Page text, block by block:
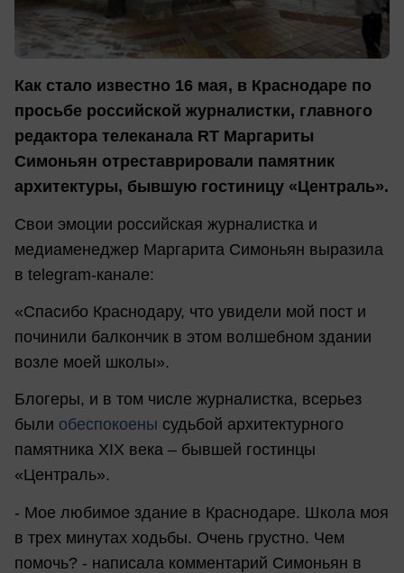
Как стало известно 16 мая, в Краснодаре по
просьбе российской журналистки, главного
редактора телеканала RT Маргариты
Симоньян отреставрировали памятник
архитектуры, бывшую гостиницу «Централь».
Свои эмоции российская журналистка и
медиаменеджер Маргарита Симоньян выразила
в telegram-канале:
«Спасибо Краснодару, что увидели мой пост и
починили балкончик в этом волшебном здании
возле моей школы».
Блогеры, и в том числе журналистка, всерьез
были обеспокоены судьбой архитектурного
памятника XIX века – бывшей гостинцы
«Централь».
- Мое любимое здание в Краснодаре. Школа моя
в трех минутах ходьбы. Очень грустно. Чем
помочь? - написала комментарий Симоньян в